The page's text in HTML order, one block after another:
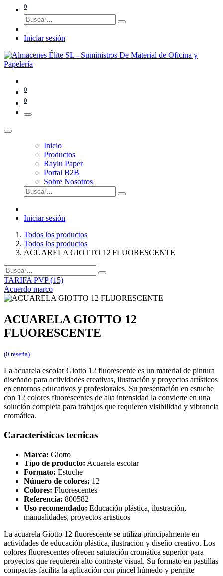
0
Iniciar sesión
0
0
Inicio
Productos
Raylu Paper
Portal B2B
Sobre Nosotros
Iniciar sesión
Todos los productos
Todos los productos
ACUARELA GIOTTO 12 FLUORESCENTE
TARIFA PVP (15)
Acuerdo marco
ACUARELA GIOTTO 12
FLUORESCENTE
(0 reseña)
La acuarela escolar Giotto 12 fluorescente es un material de pintura
diseñado para actividades creativas, ilustración y proyectos artísticos
en entornos educativos y profesionales. Su presentación en estuche
con 12 colores fluorescentes de alta intensidad la convierte en una
solución completa para trabajos que requieren visibilidad y vibrancia
cromática.
Caracteristicas tecnicas
Marca: Giotto
Tipo de producto: Acuarela escolar
Formato: Estuche
Número de colores: 12
Colores: Fluorescentes
Referencia: 800582
Uso recomendado: Educación plástica, ilustración,
manualidades, proyectos artísticos
La acuarela Giotto 12 fluorescente se utiliza principalmente en
actividades de educación plástica, ilustración y diseño creativo. Los
colores fluorescentes ofrecen saturación cromática superior para
proyectos que requieren alto contraste visual. Su formato en pastillas
compactas facilita la aplicación con pincel húmedo y permite